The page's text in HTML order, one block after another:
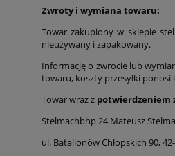
Zwroty i wymiana towaru:
Towar zakupiony w sklepie
nieużywany i zapakowany.
Informację o zwrocie lub
towaru, koszty przesyłki ponosi
Towar wraz z potwierdzeniem
Stelmachbhp 24 Mateusz
ul. Batalionów Chłopskich 90,